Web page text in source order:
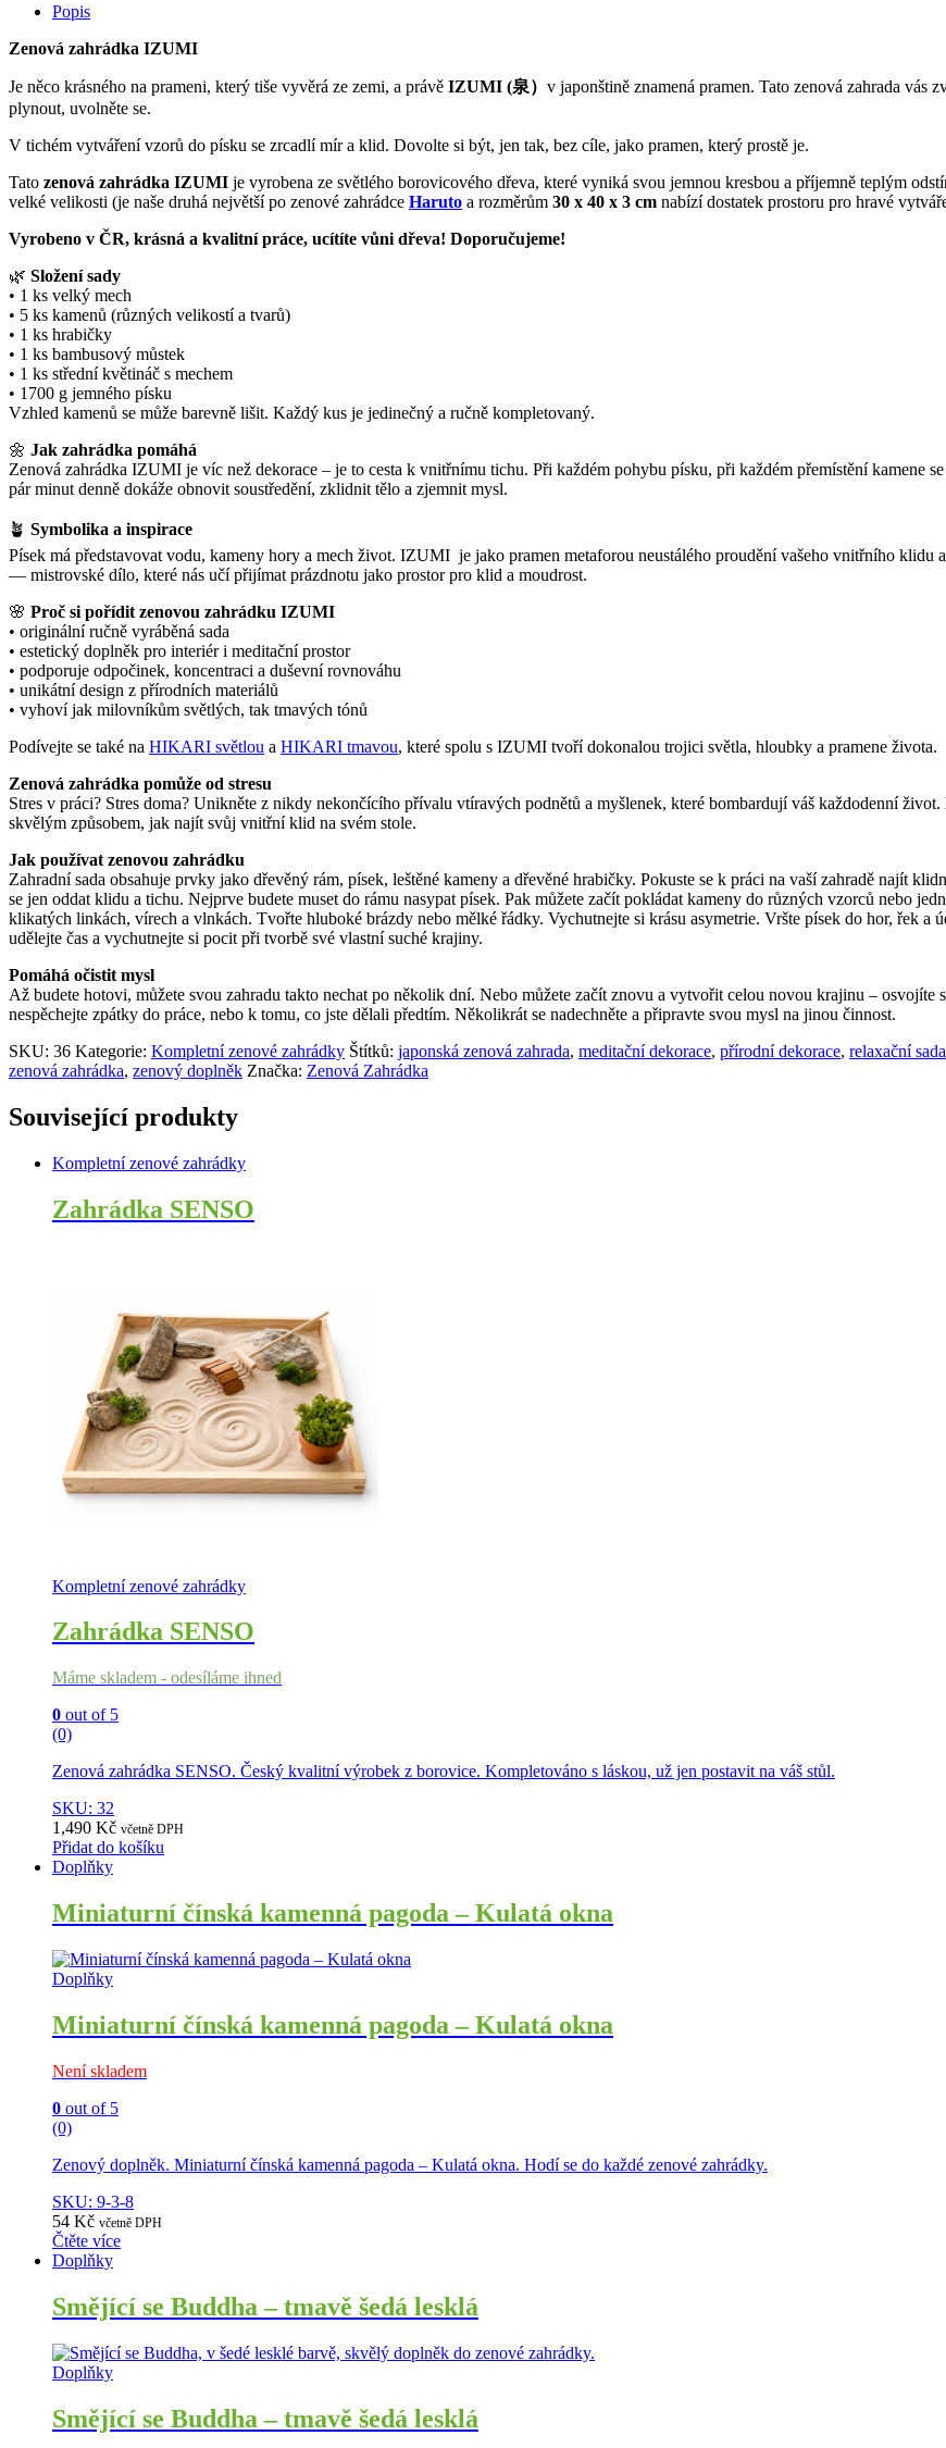
Popis
Zenová zahrádka IZUMI
Je něco krásného na prameni, který tiše vyvěrá ze zemi, a právě IZUMI (泉） v japonštině znamená pramen. Tato zenová zahrada vás
plynout, uvolněte se.
V tichém vytváření vzorů do písku se zrcadlí mír a klid. Dovolte si být, jen tak, bez cíle, jako pramen, který prostě je.
Tato zenová zahrádka IZUMI je vyrobena ze světlého borovicového dřeva, které vyniká svou jemnou kresbou a příjemně teplým
velké velikosti (je naše druhá největší po zenové zahrádce Haruto a rozměrům 30 x 40 x 3 cm nabízí dostatek prostoru pro hravé
Vyrobeno v ČR, krásná a kvalitní práce, ucítíte vůni dřeva! Doporučujeme!
🌿 Složení sady
• 1 ks velký mech
• 5 ks kamenů (různých velikostí a tvarů)
• 1 ks hrabičky
• 1 ks bambusový můstek
• 1 ks střední květináč s mechem
• 1700 g jemného písku
Vzhled kamenů se může barevně lišit. Každý kus je jedinečný a ručně kompletovaný.
🌼 Jak zahrádka pomáhá
Zenová zahrádka IZUMI je víc než dekorace – je to cesta k vnitřnímu tichu. Při každém pohybu písku, při každém přemístění kamene
pár minut denně dokáže obnovit soustředění, zklidnit tělo a zjemnit mysl.
🪴 Symbolika a inspirace
Písek má představovat vodu, kameny hory a mech život. IZUMI je jako pramen metaforou neustálého proudění vašeho vnitřního klidu
— mistrovské dílo, které nás učí přijímat prázdnotu jako prostor pro klid a moudrost.
🌸 Proč si pořídit zenovou zahrádku IZUMI
• originální ručně vyráběná sada
• estetický doplněk pro interiér i meditační prostor
• podporuje odpočinek, koncentraci a duševní rovnováhu
• unikátní design z přírodních materiálů
• vyhoví jak milovníkům světlých, tak tmavých tónů
Podívejte se také na HIKARI světlou a HIKARI tmavou, které spolu s IZUMI tvoří dokonalou trojici světla, hloubky a pramene života.
Zenová zahrádka pomůže od stresu
Stres v práci? Stres doma? Unikněte z nikdy nekončícího přívalu vtíravých podnětů a myšlenek, které bombardují váš každodenní
skvělým způsobem, jak najít svůj vnitřní klid na svém stole.
Jak používat zenovou zahrádku
Zahradní sada obsahuje prvky jako dřevěný rám, písek, leštěné kameny a dřevěné hrabičky. Pokuste se k práci na vaší zahradě najít
se jen oddat klidu a tichu. Nejprve budete muset do rámu nasypat písek. Pak můžete začít pokládat kameny do různých vzorců nebo
klikatých linkách, vírech a vlnkách. Tvořte hluboké brázdy nebo mělké řádky. Vychutnejte si krásu asymetrie. Vršte písek do hor, řek a
udělejte čas a vychutnejte si pocit při tvorbě své vlastní suché krajiny.
Pomáhá očistit mysl
Až budete hotovi, můžete svou zahradu takto nechat po několik dní. Nebo můžete začít znovu a vytvořit celou novou krajinu –
nespěchejte zpátky do práce, nebo k tomu, co jste dělali předtím. Několikrát se nadechněte a připravte svou mysl na jinou činnost.
SKU: 36 Kategorie: Kompletní zenové zahrádky Štítků: japonská zenová zahrada, meditační dekorace, přírodní dekorace, relaxační sada
zenová zahrádka, zenový doplněk Značka: Zenová Zahrádka
Související produkty
Kompletní zenové zahrádky
Zahrádka SENSO
Kompletní zenové zahrádky
Zahrádka SENSO
Máme skladem - odesíláme ihned
0 out of 5
(0)
Zenová zahrádka SENSO. Český kvalitní výrobek z borovice. Kompletováno s láskou, už jen postavit na váš stůl.
SKU: 32
1,490 Kč včetně DPH
Přidat do košíku
Doplňky
Miniaturní čínská kamenná pagoda – Kulatá okna
Doplňky
Miniaturní čínská kamenná pagoda – Kulatá okna
Není skladem
0 out of 5
(0)
Zenový doplněk. Miniaturní čínská kamenná pagoda – Kulatá okna. Hodí se do každé zenové zahrádky.
SKU: 9-3-8
54 Kč včetně DPH
Čtěte více
Doplňky
Smějící se Buddha – tmavě šedá lesklá
Doplňky
Smějící se Buddha – tmavě šedá lesklá